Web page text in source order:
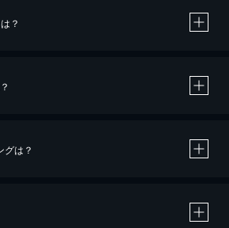
？
レジットカード決済による作品の購入 / レンタルです。
グは？